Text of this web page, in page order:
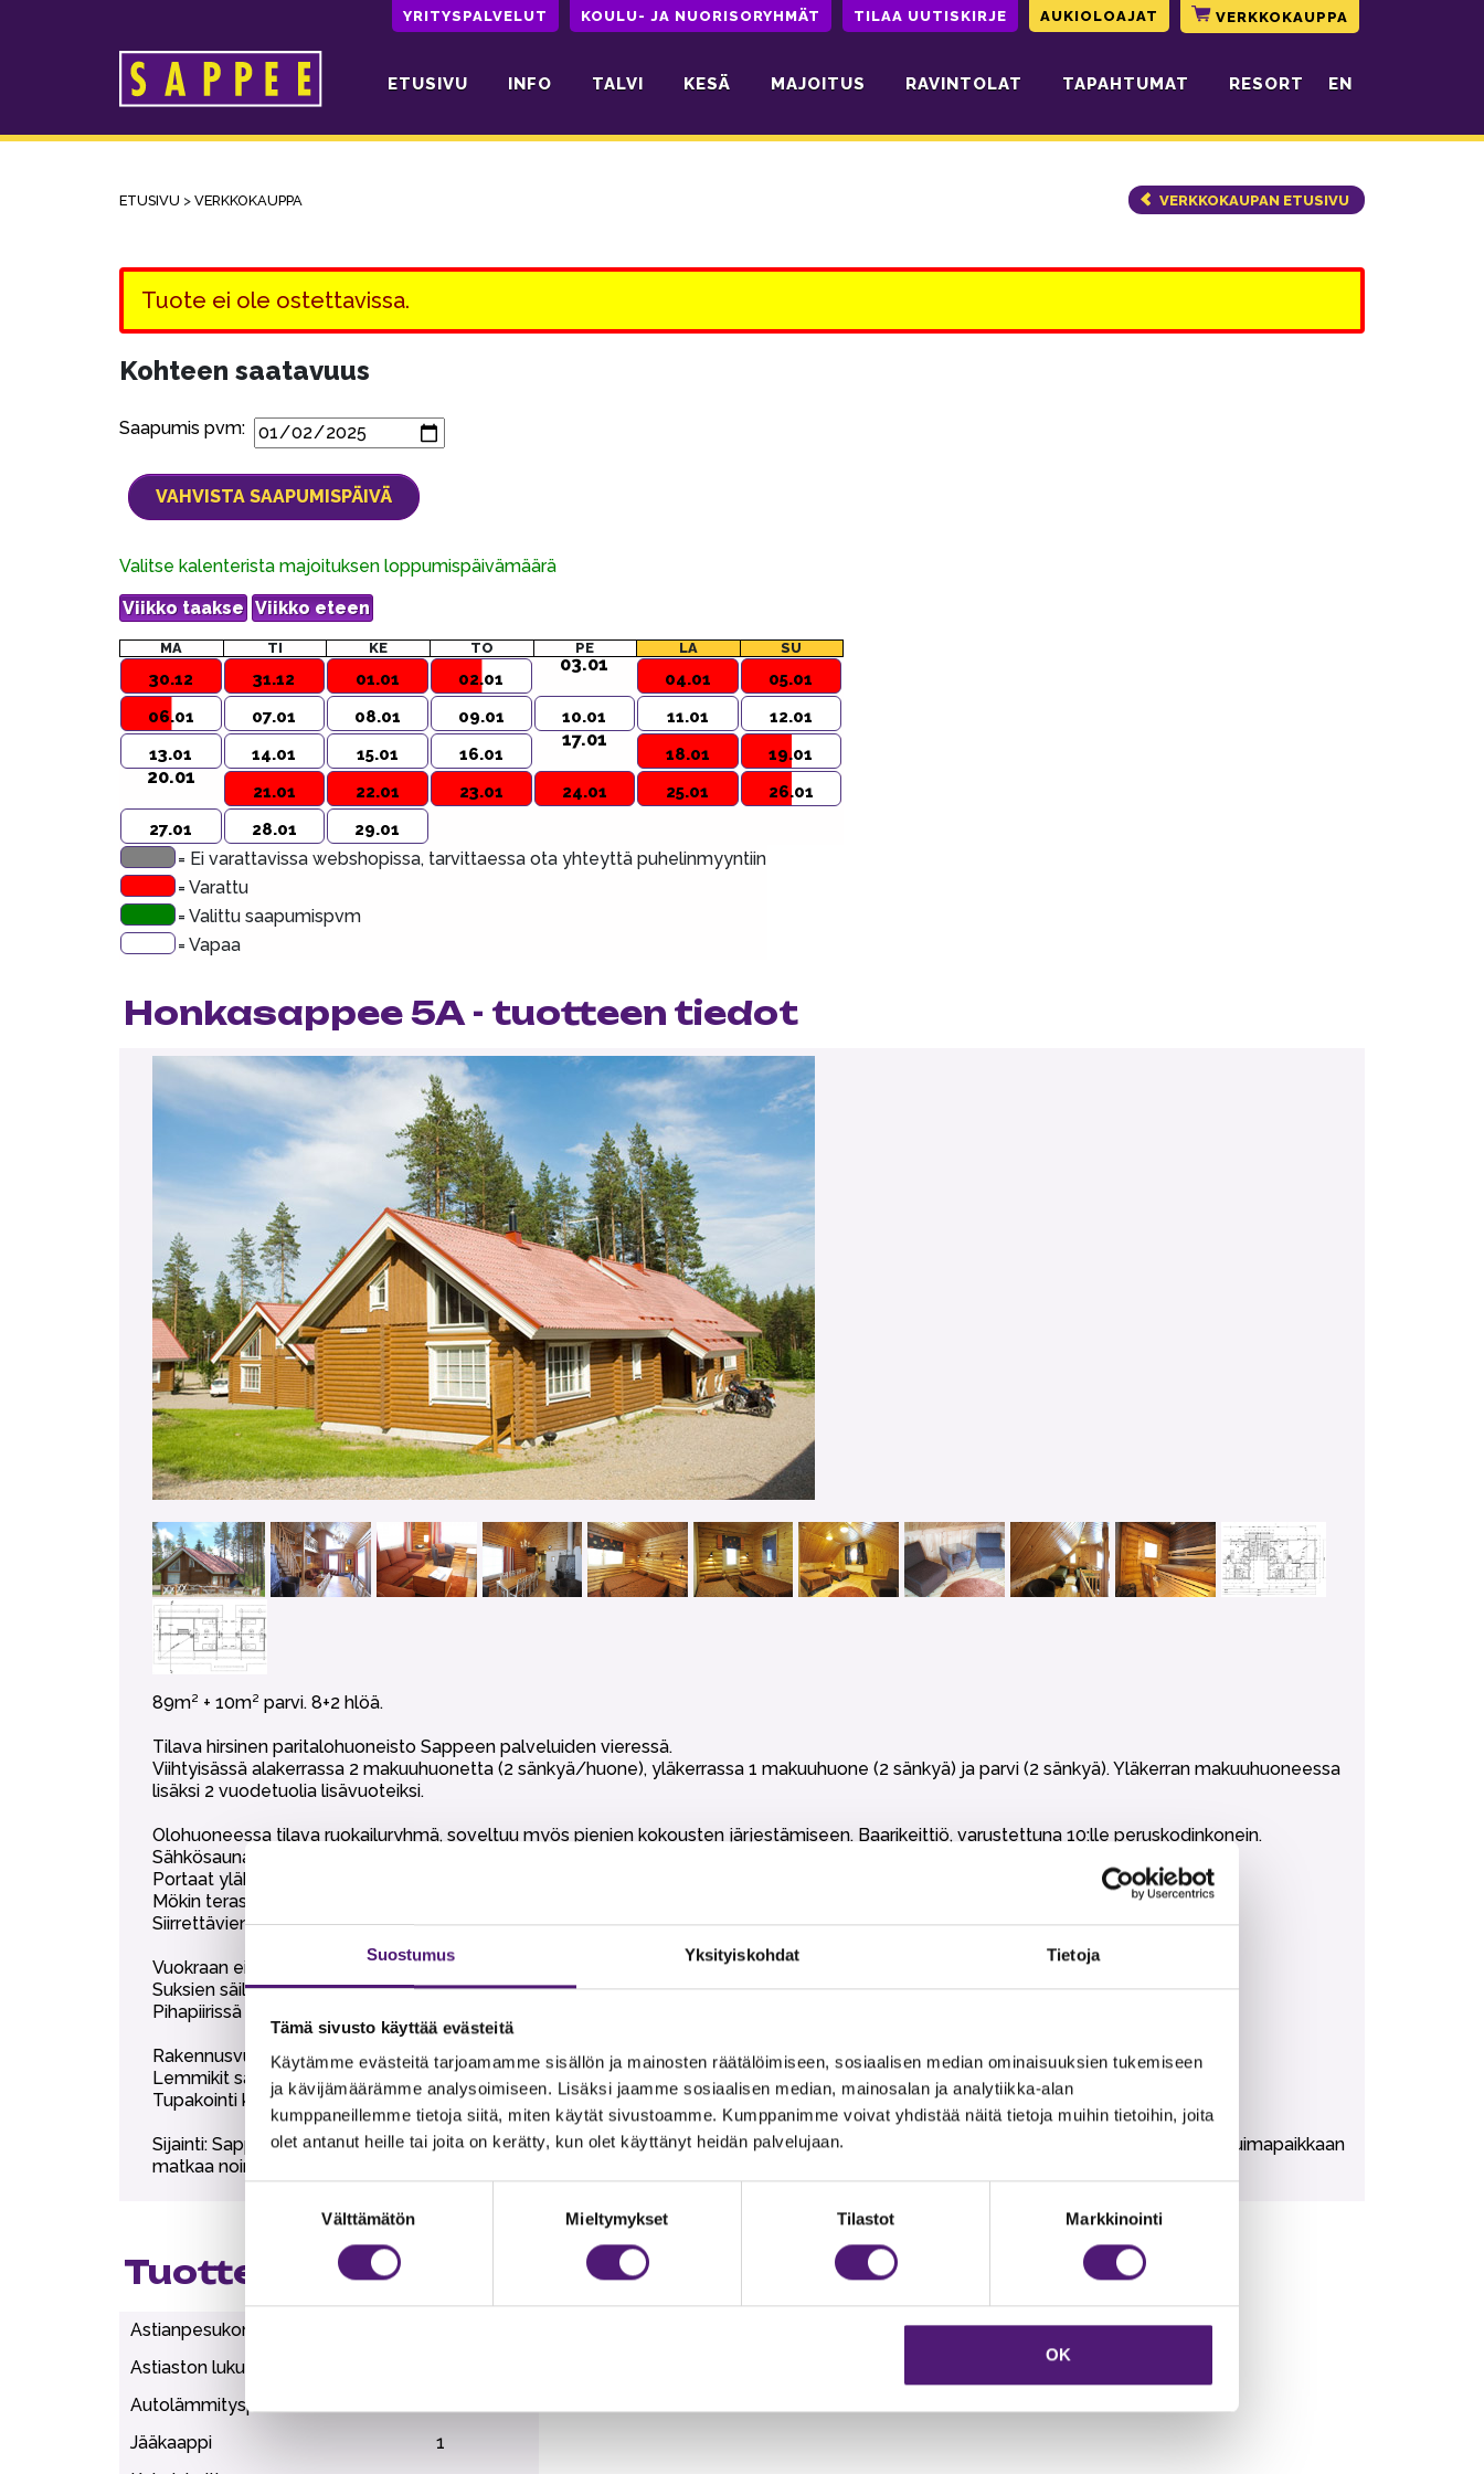
Suostumus Yksityiskohdat Tietoja
Tämä sivusto käyttää evästeitä
Käytämme evästeitä tarjoamamme sisällön ja mainosten räätälöimiseen, sosiaalisen median ominaisuuksien tukemiseen
ja kävijämäärämme analysoimiseen. Lisäksi jaamme sosiaalisen median, mainosalan ja analytiikka-alan
kumppaneillemme tietoja siitä, miten käytät sivustoamme. Kumppanimme voivat yhdistää näitä tietoja muihin tietoihin, joita
olet antanut heille tai joita on kerätty, kun olet käyttänyt heidän palvelujaan.
Välttämätön Mieltymykset Tilastot Markkinointi
OK
YRITYSPALVELUT KOULU- JA NUORISORYHMÄT TILAA UUTISKIRJE AUKIOLOAJAT VERKKOKAUPPA
Päävalikko ETUSIVU INFO TALVI KESÄ MAJOITUS RAVINTOLAT TAPAHTUMAT RESORT EN
ETUSIVU > VERKKOKAUPPA VERKKOKAUPAN ETUSIVU
Tuote ei ole ostettavissa.
Kohteen saatavuus
Saapumis pvm:
Valitse kalenterista majoituksen loppumispäivämäärä
MA TI KE TO PE LA SU
30.12 31.12 01.01 02.01
03.01
04.01
05.01
06.01
07.01 08.01 09.01 10.01 11.01
12.01
13.01
14.01 15.01 16.01
17.01
18.01 19.01
20.01
21.01 22.01 23.01 24.01 25.01
26.01
27.01
28.01 29.01
= Ei varattavissa webshopissa, tarvittaessa ota yhteyttä puhelinmyyntiin
= Varattu
= Valittu saapumispvm
= Vapaa
Honkasappee 5A - tuotteen tiedot
89m² + 10m² parvi. 8+2 hlöä.
Tilava hirsinen paritalohuoneisto Sappeen palveluiden vieressä.
Viihtyisässä alakerrassa 2 makuuhuonetta (2 sänkyä/huone), yläkerrassa 1 makuuhuone (2 sänkyä) ja parvi (2 sänkyä). Yläkerran makuuhuoneessa
lisäksi 2 vuodetuolia lisävuoteiksi.
Olohuoneessa tilava ruokailuryhmä, soveltuu myös pienien kokousten järjestämiseen. Baarikeittiö, varustettuna 10:lle peruskodinkonein.
Sähkösauna, kylpyhuone ja erillinen wc.
Portaat yläkertaan jyrkät, ylhäällä lapsiportti.
Mökin terassilla ulkoporeallas (lisäpalvelu)
Siirrettävien paljujen tuonti alueelle on ehdottomasti kielletty.
Vuokraan ei sisälly liinavaatteet, pyyhkeet, wc tai talouspaperit eikä loppusiivous. Nämä voi halutessaan ostaa lisäpalveluna.
Suksien säilytysvarasto.
Pihapiirissä yhteiskäytössä kaksi grilliterassia, joissa on pöytäryhmät, hiilikäyttöiset grillit. Grillihiilet sisältyvät vuokrahintaan.
Rakennusvuosi 2002-2004.
Lemmikit sallittu, lemmikkimaksu 30€.
Tupakointi kielletty.
Sijainti: Sappeen huipulla, rinteisiin 200 m, hiihtoladulle 100 m, Tapahtumakeskus Huippuun 200m ja Frisbee Golf 150m. Karustantien uimapaikkaan
matkaa noin 3 km, tämä ranta on matalaa, hiekkapohjaista rantaa.
Tuotteen lisätiedot
Astianpesukone
Astiaston lukumäärä
Autolämmityspaikka
Jääkaappi
1